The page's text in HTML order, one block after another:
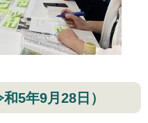
5年9月28日）